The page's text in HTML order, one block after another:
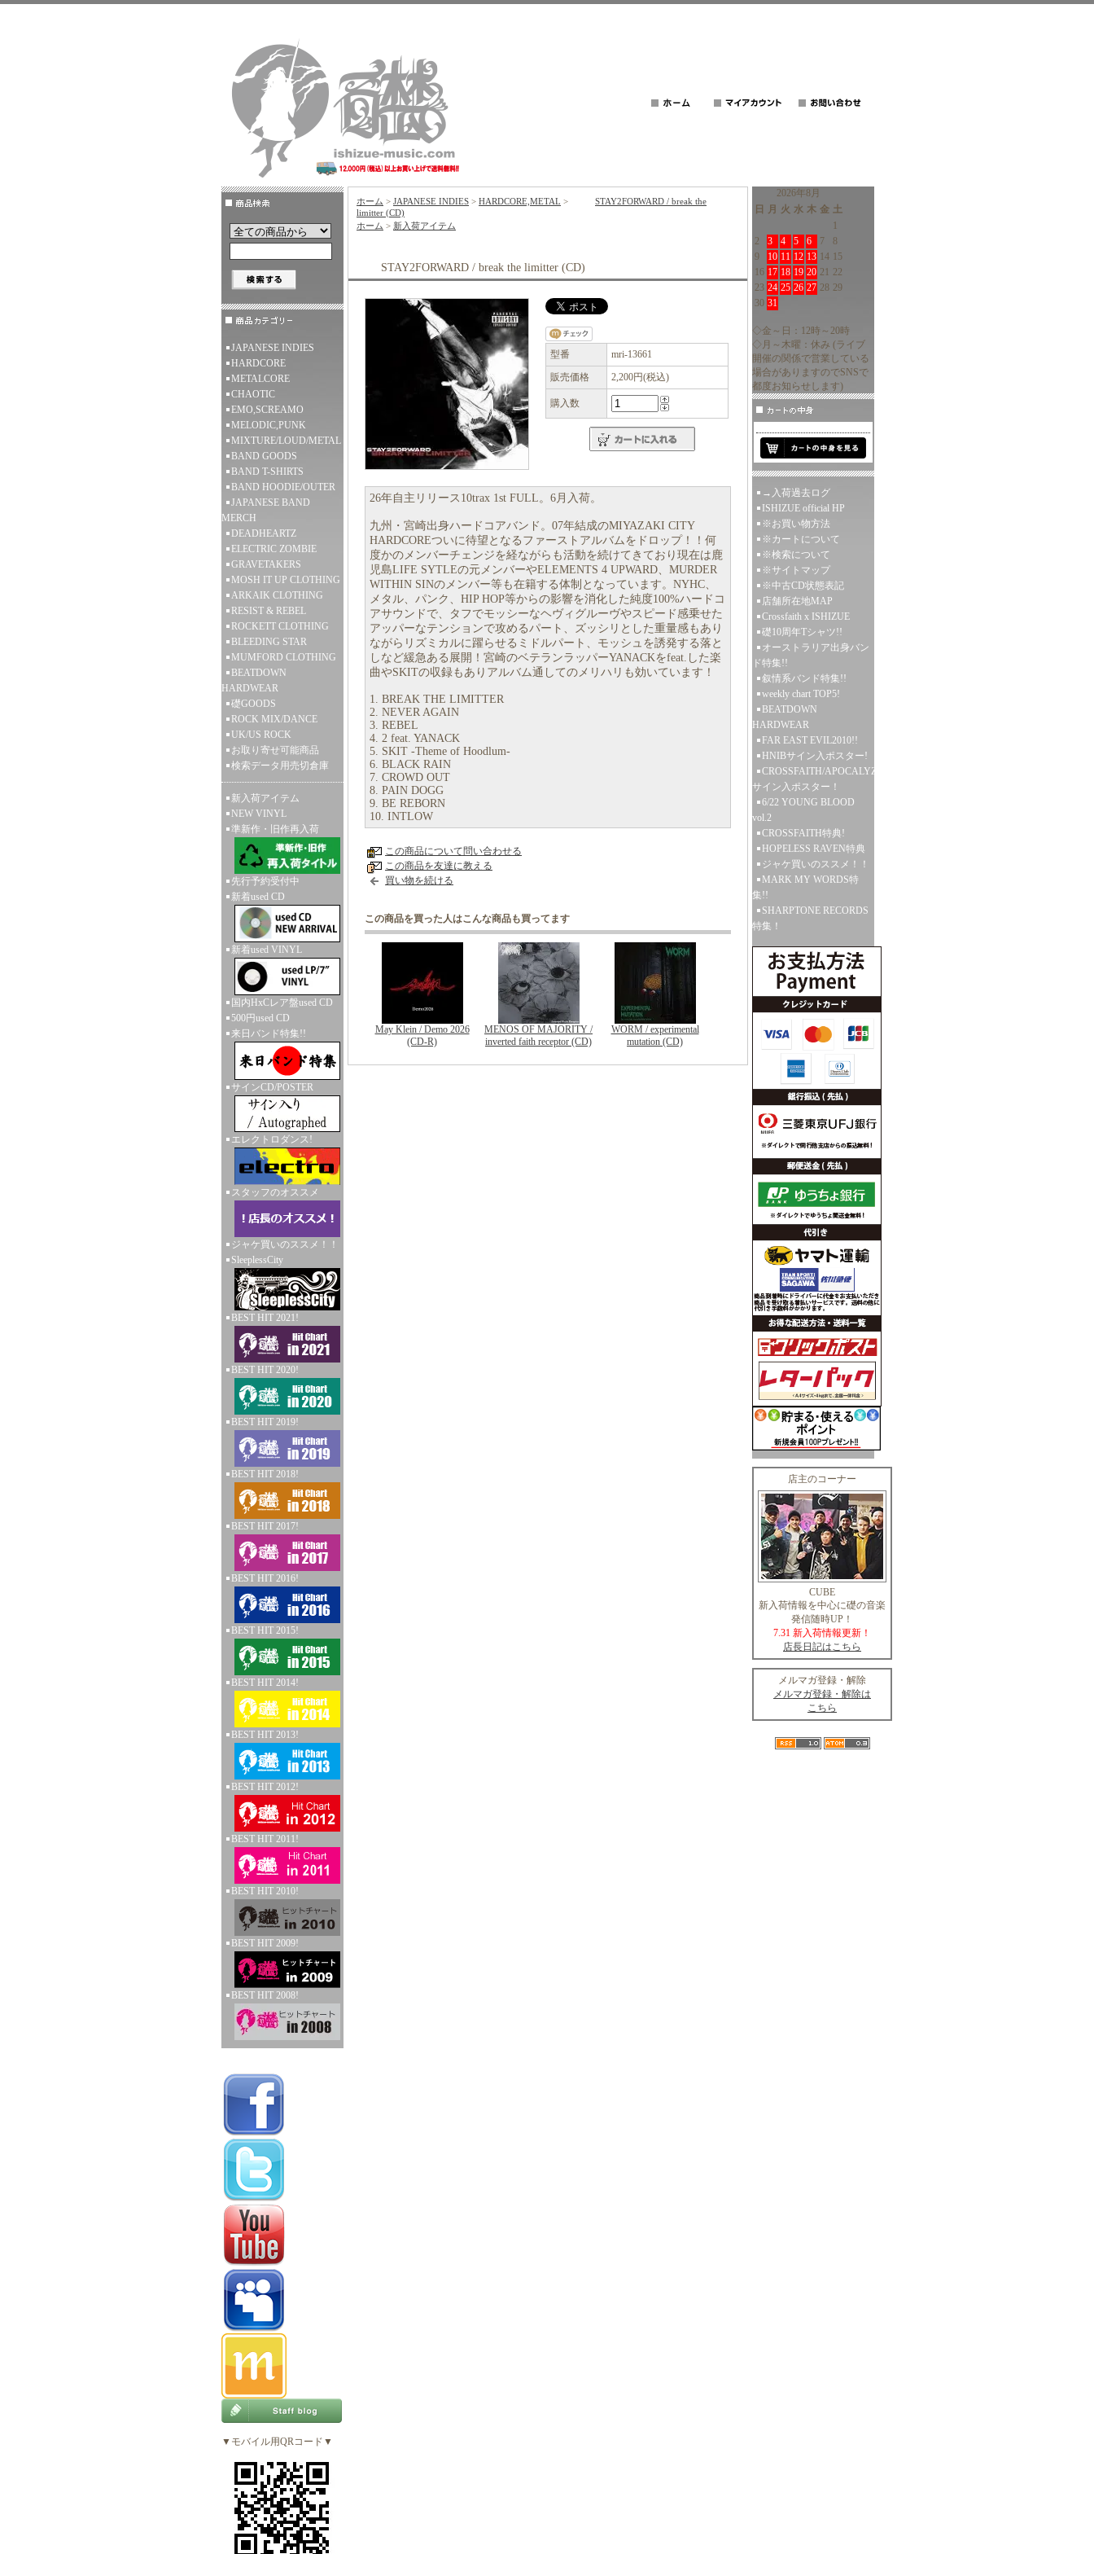
JAPANESE INDIES
HARDCORE
METALCORE
CHAOTIC
EMO,SCREAMO
MELODIC,PUNK
MIXTURE/LOUD/METAL
BAND GOODS
BAND T-SHIRTS
BAND HOODIE/OUTER
JAPANESE BAND
MERCH
DEADHEARTZ
ELECTRIC ZOMBIE
GRAVETAKERS
MOSH IT UP CLOTHING
ARKAIK CLOTHING
RESIST & REBEL
ROCKETT CLOTHING
BLEEDING STAR
MUMFORD CLOTHING
BEATDOWN
HARDWEAR
礎GOODS
ROCK MIX/DANCE
UK/US ROCK
お取り寄せ可能商品
検索データ用売切倉庫
新入荷アイテム
NEW VINYL
準新作・旧作再入荷
先行予約受付中
新着used CD
新着used VINYL
国内HxCレア盤used CD
500円used CD
来日バンド特集!!
サインCD/POSTER
エレクトロダンス!
スタッフのオススメ
ジャケ買いのススメ！！
SleeplessCity
BEST HIT 2021!
BEST HIT 2020!
BEST HIT 2019!
BEST HIT 2018!
BEST HIT 2017!
BEST HIT 2016!
BEST HIT 2015!
BEST HIT 2014!
BEST HIT 2013!
BEST HIT 2012!
BEST HIT 2011!
BEST HIT 2010!
BEST HIT 2009!
BEST HIT 2008!
▼モバイル用QRコード▼
ホーム > JAPANESE INDIES > HARDCORE,METAL >
STAY2FORWARD / break the
limitter (CD)
ホーム > 新入荷アイテム
STAY2FORWARD / break the limitter (CD)
型番
mri-13661
販売価格
2,200円(税込)
購入数
26年自主リリース10trax 1st FULL。6月入荷。
九州・宮崎出身ハードコアバンド。07年結成のMIYAZAKI CITY
HARDCOREついに待望となるファーストアルバムをドロップ！！何
度かのメンバーチェンジを経ながらも活動を続けてきており現在は鹿
児島LIFE SYTLEの元メンバーやELEMENTS 4 UPWARD、MURDER
WITHIN SINのメンバー等も在籍する体制となっています。NYHC、
メタル、パンク、HIP HOP等からの影響を消化した純度100%ハードコ
アサウンドで、タフでモッシーなヘヴィグルーヴやスピード感乗せた
アッパーなテンションで攻めるパート、ズッシリとした重量感もあり
ながらリズミカルに躍らせるミドルパート、モッシュを誘発する落と
しなど緩急ある展開！宮崎のベテランラッパーYANACKをfeat.した楽
曲やSKITの収録もありアルバム通してのメリハリも効いています！
1. BREAK THE LIMITTER
2. NEVER AGAIN
3. REBEL
4. 2 feat. YANACK
5. SKIT -Theme of Hoodlum-
6. BLACK RAIN
7. CROWD OUT
8. PAIN DOGG
9. BE REBORN
10. INTLOW
この商品について問い合わせる
この商品を友達に教える
買い物を続ける
この商品を買った人はこんな商品も買ってます
May Klein / Demo 2026
(CD-R)
MENOS OF MAJORITY /
inverted faith receptor (CD)
WORM / experimental
mutation (CD)
2026年8月
日
月 火 水 木 金 土
1
2
3 4 5 6 7
8
9
10 11 12 13 14 15
16 17 18 19 20 21 22
23 24 25 26 27 28 29
30 31
◇金～日：12時～20時
◇月～木曜：休み (ライブ
開催の関係で営業している
場合がありますのでSNSで
都度お知らせします)
→入荷過去ログ
ISHIZUE official HP
※お買い物方法
※カートについて
※検索について
※サイトマップ
※中古CD状態表記
店舗所在地MAP
Crossfaith x ISHIZUE
礎10周年Tシャツ!!
オーストラリア出身バン
ド特集!!
叙情系バンド特集!!
weekly chart TOP5!
BEATDOWN
HARDWEAR
FAR EAST EVIL2010!!
HNIBサイン入ポスター!
CROSSFAITH/APOCALYZE
サイン入ポスター！
6/22 YOUNG BLOOD
vol.2
CROSSFAITH特典!
HOPELESS RAVEN特典
ジャケ買いのススメ！！
MARK MY WORDS特
集!!
SHARPTONE RECORDS
特集！
店主のコーナー
CUBE
新入荷情報を中心に礎の音楽
発信随時UP！
7.31 新入荷情報更新！
店長日記はこちら
メルマガ登録・解除
メルマガ登録・解除は
こちら